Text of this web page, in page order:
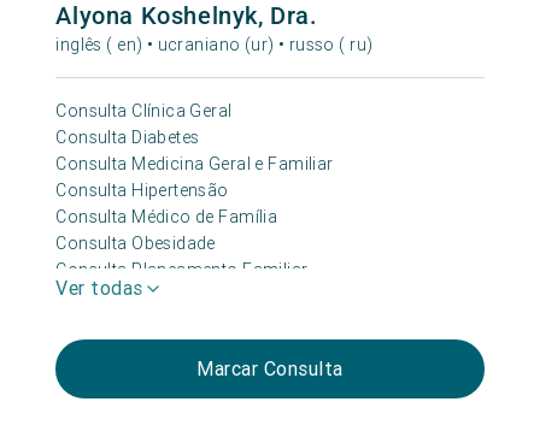
Alyona Koshelnyk, Dra.
inglês ( en) • ucraniano (ur) • russo ( ru)
Consulta Clínica Geral
Consulta Diabetes
Consulta Medicina Geral e Familiar
Consulta Hipertensão
Consulta Médico de Família
Consulta Obesidade
Consulta Planeamento Familiar
Consulta Depressão e Ansiedade
Ver todas
Marcar Consulta